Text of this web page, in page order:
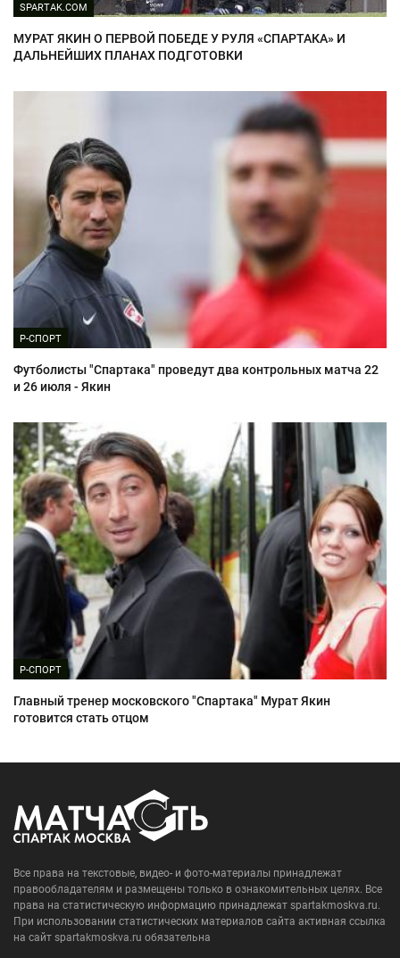
SPARTAK.COM
МУРАТ ЯКИН О ПЕРВОЙ ПОБЕДЕ У РУЛЯ «СПАРТАКА» И
ДАЛЬНЕЙШИХ ПЛАНАХ ПОДГОТОВКИ
Р-СПОРТ
Футболисты "Спартака" проведут два контрольных матча 22
и 26 июля - Якин
Р-СПОРТ
Главный тренер московского "Спартака" Мурат Якин
готовится стать отцом
Все права на текстовые, видео- и фото-материалы принадлежат
правообладателям и размещены только в ознакомительных целях. Все
права на статистическую информацию принадлежат spartakmoskva.ru.
При использовании статистических материалов сайта активная ссылка
на сайт spartakmoskva.ru обязательна